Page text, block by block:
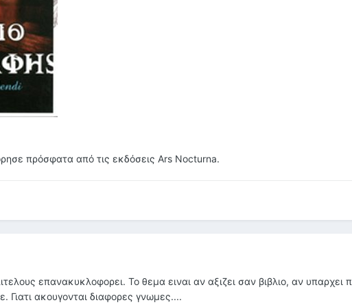
πρόσφατα από τις εκδόσεις Ars Nocturna.
επανακυκλοφορει. Το θεμα ειναι αν αξιζει σαν βιβλιο, αν υπαρχει
Γιατι ακουγονται διαφορες γνωμες....